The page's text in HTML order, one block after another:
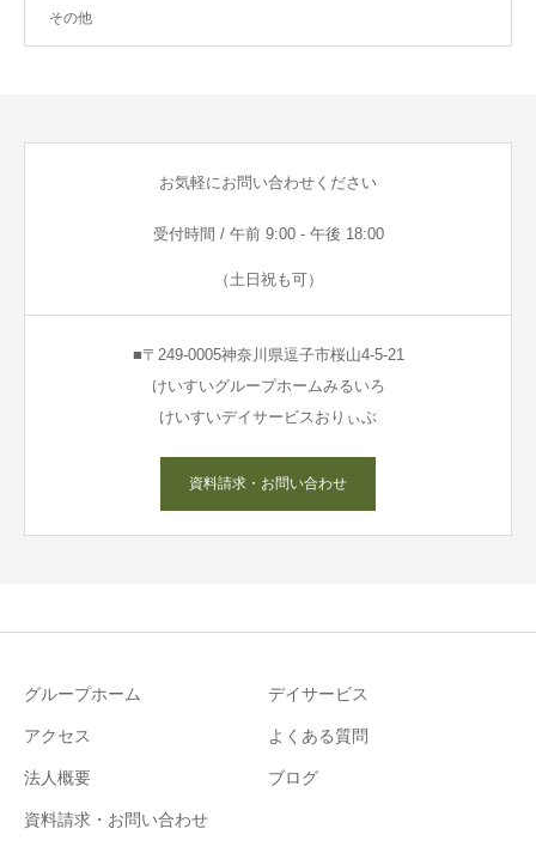
その他
お気軽にお問い合わせください
受付時間 / 午前 9:00 - 午後 18:00
（土日祝も可）
■〒249-0005神奈川県逗子市桜山4-5-21
けいすいグループホームみるいろ
けいすいデイサービスおりぃぶ
資料請求・お問い合わせ
グループホーム デイサービス
アクセス よくある質問
法人概要 ブログ
資料請求・お問い合わせ